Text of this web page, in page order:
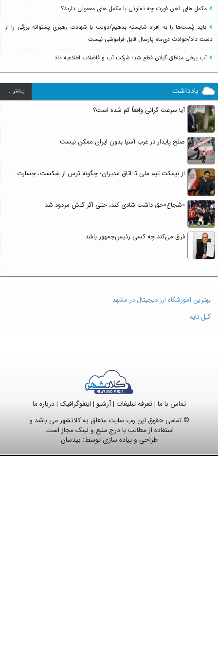
مکمل های آهن فورت چه تفاوتی با مکمل های معمولی دارند؟
باید پُست‌ها را به افراد شایسته بدهیم/دولت با شهادت رهبری پشتوانه بزرگی را از
دست داد/حوادث دی‌ماه پارسال قابل فراموشی نیست
آب برخی مناطق گیلان قطع شد؛ شرکت آب و فاضلاب اطلاعیه داد
یادداشت بيشتر ...
آیا سرعت گرانی واقعاً کم شده است؟
صلح پایدار در غرب آسیا بدون ایران ممکن نیست
از نیمکت تیم ملی تا اتاق مدیران؛ چگونه ترس از شکست، جسارت...
«شجاع»حق داشت شادی کند، حتی اگر گلش مردود شد
فرق می‌کند چه کسی رئیس‌جمهور باشد
بهترین آموزشگاه ارز دیجیتال در مشهد
گیل تایم
تماس با ما |تعرفه تبلیغات |آرشیو | اینفوگرافیک |درباره ما
© تمامی حقوق این وب سایت متعلق به کلانشهر می باشد و
استفاده از مطالب با درج منبع و لینک مجاز است.
طراحی و پیاده سازی توسط: بیدسان